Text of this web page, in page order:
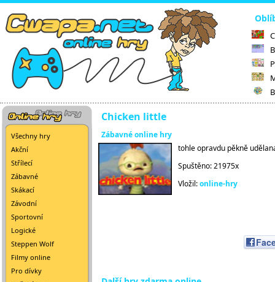
Všechny hry
Akční
Střílecí
Zábavné
Skákací
Závodní
Sportovní
Logické
Steppen Wolf
Filmy online
Pro dívky
Chicken little
Zábavné online hry
tohle opravdu pěkně
Spuštěno: 21975x
Vložil:online-hry